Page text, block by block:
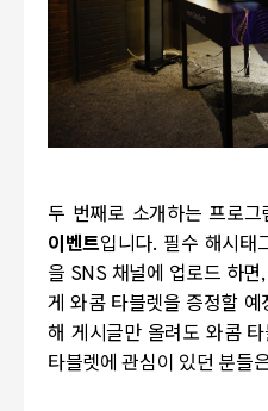
두 번째로 소개하는 프로
이벤트입니다. 필수 해시태
을 SNS 채널에 업로드 하면
게 와콤 타블렛을 증정할
해 게시글만 올려도 와콤
타블렛에 관심이 있던 분들